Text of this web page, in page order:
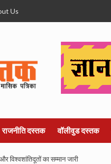
Us
राजनीति दस्तक वॉलीवुड दस्तक
विश्वशांतिदूतों का सम्मान जारी